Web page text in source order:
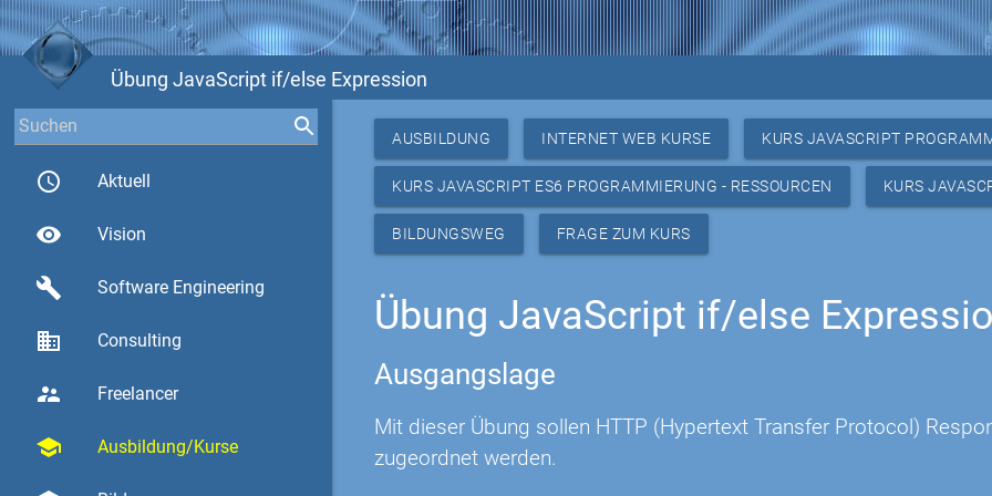
Übung JavaScript if/else Expression
access_time Aktuell
visibility Vision
build Software Engineering
business Consulting
supervisor_account Freelancer
school Ausbildung/Kurse
AUSBILDUNG INTERNET WEB KURSE KURS JAVASCRIPT
KURS JAVASCRIPT ES6 PROGRAMMIERUNG - RESSOURCEN KURS
BILDUNGSWEG FRAGE ZUM KURS
Übung JavaScript if/else
Ausgangslage
Mit dieser Übung sollen HTTP (Hypertext Transfer Protocol)
zugeordnet werden.